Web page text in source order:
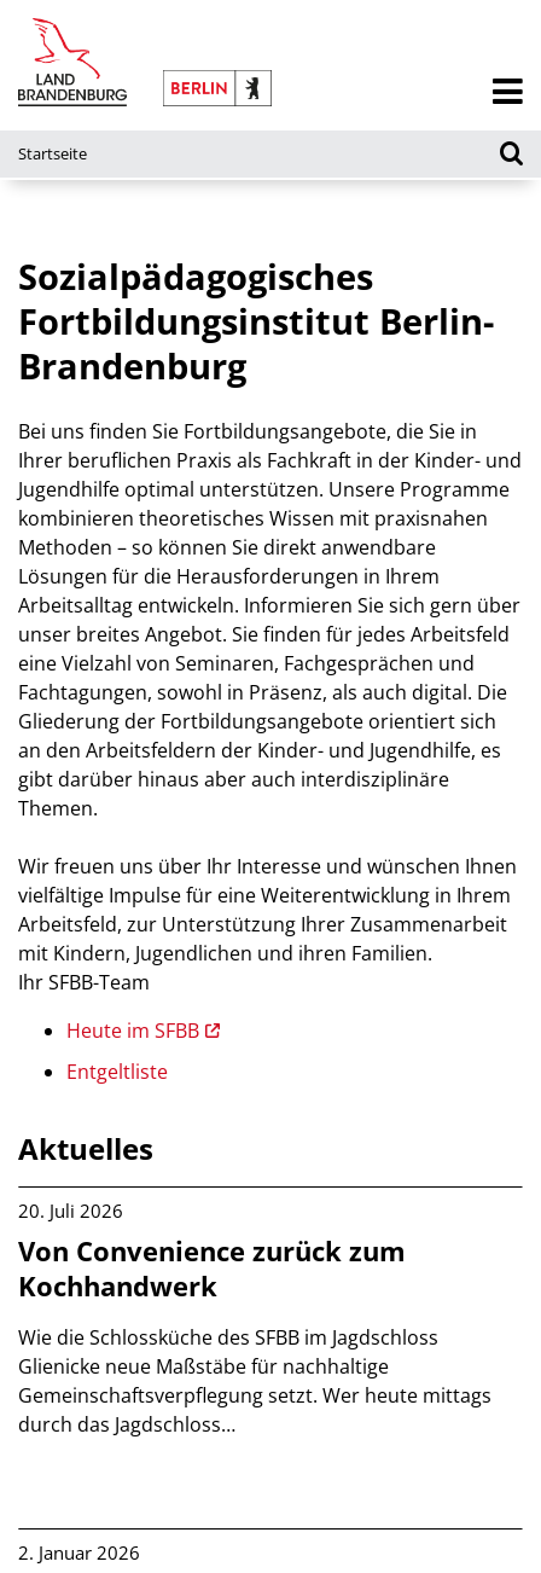
Startseite
Sozialpädagogisches
Fortbildungsinstitut Berlin-
Brandenburg
Bei uns finden Sie Fortbildungsangebote, die Sie in
Ihrer beruflichen Praxis als Fachkraft in der Kinder- und
Jugendhilfe optimal unterstützen. Unsere Programme
kombinieren theoretisches Wissen mit praxisnahen
Methoden – so können Sie direkt anwendbare
Lösungen für die Herausforderungen in Ihrem
Arbeitsalltag entwickeln. Informieren Sie sich gern über
unser breites Angebot. Sie finden für jedes Arbeitsfeld
eine Vielzahl von Seminaren, Fachgesprächen und
Fachtagungen, sowohl in Präsenz, als auch digital. Die
Gliederung der Fortbildungsangebote orientiert sich
an den Arbeitsfeldern der Kinder- und Jugendhilfe, es
gibt darüber hinaus aber auch interdisziplinäre
Themen.
Wir freuen uns über Ihr Interesse und wünschen Ihnen
vielfältige Impulse für eine Weiterentwicklung in Ihrem
Arbeitsfeld, zur Unterstützung Ihrer Zusammenarbeit
mit Kindern, Jugendlichen und ihren Familien.
Ihr SFBB-Team
Heute im SFBB
Entgeltliste
Aktuelles
20. Juli 2026
Von Convenience zurück zum
Kochhandwerk
Wie die Schlossküche des SFBB im Jagdschloss
Glienicke neue Maßstäbe für nachhaltige
Gemeinschaftsverpflegung setzt. Wer heute mittags
durch das Jagdschloss…
2. Januar 2026